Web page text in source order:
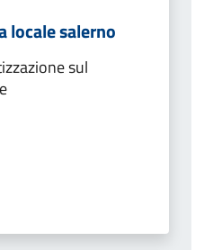
locale salerno
sul